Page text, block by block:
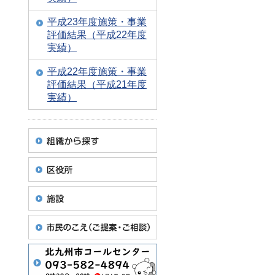
平成23年度施策・事業
評価結果（平成22年度
実績）
平成22年度施策・事業
評価結果（平成21年度
実績）